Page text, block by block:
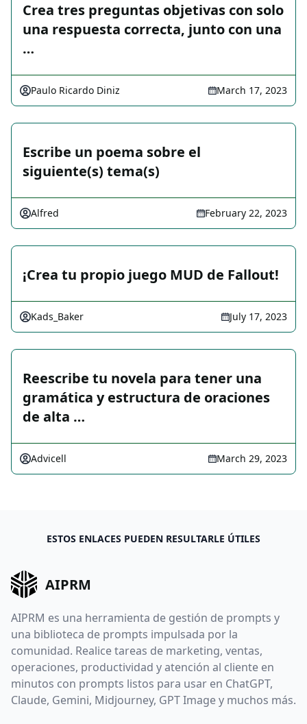
Crea tres preguntas objetivas con solo
una respuesta correcta, junto con una
…
Paulo Ricardo Diniz March 17, 2023
Escribe un poema sobre el
siguiente(s) tema(s)
Alfred February 22, 2023
¡Crea tu propio juego MUD de Fallout!
Kads_Baker July 17, 2023
Reescribe tu novela para tener una
gramática y estructura de oraciones
de alta …
Advicell March 29, 2023
ESTOS ENLACES PUEDEN RESULTARLE ÚTILES
AIPRM
AIPRM es una herramienta de gestión de prompts y
una biblioteca de prompts impulsada por la
comunidad. Realice tareas de marketing, ventas,
operaciones, productividad y atención al cliente en
minutos con prompts listos para usar en ChatGPT,
Claude, Gemini, Midjourney, GPT Image y muchos más.